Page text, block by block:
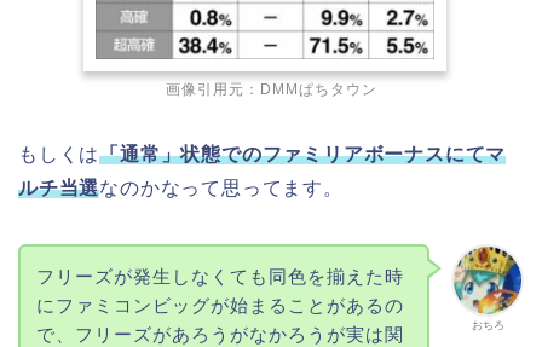
画像引用元：DMMぱちタウン
もしくは「通常」状態でのファミリアボーナスにてマ
ルチ当選なのかなって思ってます。
おちろ
フリーズが発生しなくても同色を揃えた時
にファミコンビッグが始まることがあるの
で、フリーズがあろうがなかろうが実は関